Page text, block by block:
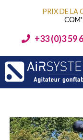
contenu
PRIX DE LA
COM'
+33 (0)3 59